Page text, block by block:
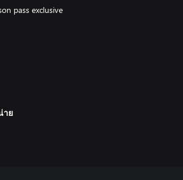
pass exclusive
(“Yare yare
Adventure: All-
าย